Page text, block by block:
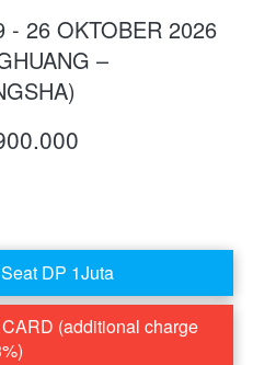
- 26 OKTOBER 2026
–
DP 1Juta
(additional charge